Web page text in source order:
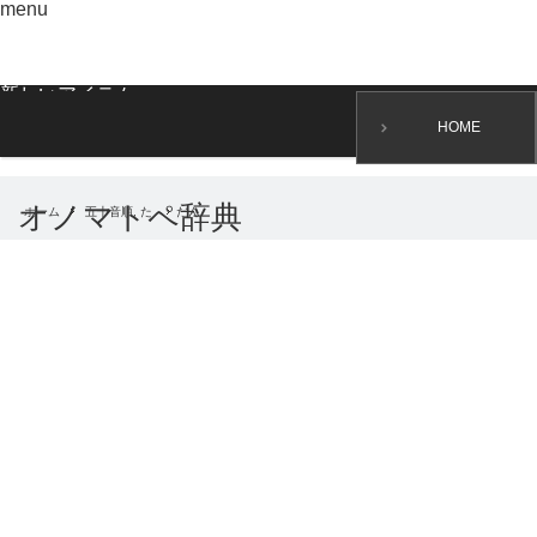
menu
HOME
新しいアイテム
オノマトペ辞典
ホーム 五十音順 た だん